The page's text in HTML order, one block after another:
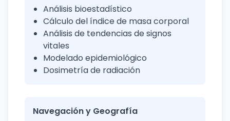
Análisis bioestadístico
Cálculo del índice de masa corporal
Análisis de tendencias de signos
vitales
Modelado epidemiológico
Dosimetría de radiación
Navegación y Geografía